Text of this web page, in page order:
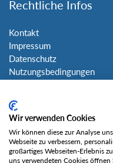
Rechtliche Infos
Kontakt
Impressum
Datenschutz
Nutzungsbedingungen
Social Media
Wir verwenden Cookies
Wir können diese zur Analyse
Webseite zu verbessern,
großartiges Webseiten-Erlebnis
uns verwendeten Cookies öffnen